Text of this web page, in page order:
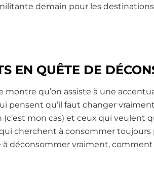
demain pour les
EN QUÊTE DE
montre qu’on assiste à une
pensent qu’il faut changer
mon cas) et ceux qui
cherchent à consommer toujours
à déconsommer vraiment,